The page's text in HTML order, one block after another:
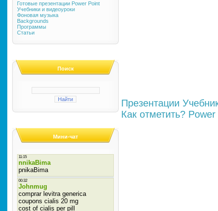
Готовые презентации Power Point
Учебники и видеоуроки
Фоновая музыка
Backgrounds
Программы
Статьи
Поиск
Мини-чат
Презентации
Как отметить?